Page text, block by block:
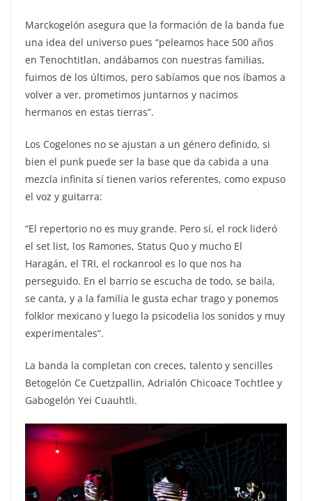
Marckogelón asegura que la formación de la banda fue
una idea del universo pues “peleamos hace 500 años
en Tenochtitlan, andábamos con nuestras familias,
fuimos de los últimos, pero sabíamos que nos íbamos a
volver a ver, prometimos juntarnos y nacimos
hermanos en estas tierras”.
Los Cogelones no se ajustan a un género definido, si
bien el punk puede ser la base que da cabida a una
mezcla infinita sí tienen varios referentes, como expuso
el voz y guitarra:
“El repertorio no es muy grande. Pero sí, el rock lideró
el set list, los Ramones, Status Quo y mucho El
Haragán, el TRI, el rockanrool es lo que nos ha
perseguido. En el barrio se escucha de todo, se baila,
se canta, y a la familia le gusta echar trago y ponemos
folklor mexicano y luego la psicodelia los sonidos y muy
experimentales”.
La banda la completan con creces, talento y sencilles
Betogelón Ce Cuetzpallin, Adrialón Chicoace Tochtlee y
Gabogelón Yei Cuauhtli.